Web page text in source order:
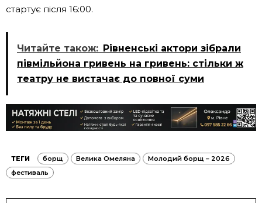
стартує після 16:00.
Читайте також: Рівненські актори зібрали
півмільйона гривень на гривень: стільки ж
театру не вистачає до повної суми
ТЕГИ борщ Велика Омеляна
Молодий борщ – 2026
фестиваль